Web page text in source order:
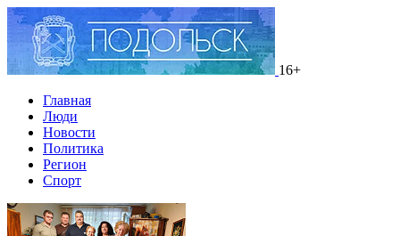
16+
Главная
Люди
Новости
Политика
Регион
Спорт